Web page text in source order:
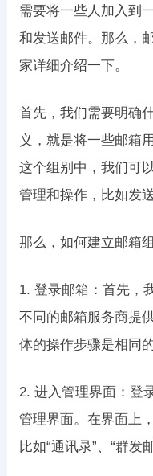
需要将一些人加入到
和发送邮件。那么，
家详细介绍一下。
首先，我们需要明确
义，就是将一些邮箱
这个组别中，我们可
管理和操作，比如发
那么，如何建立邮箱
1. 登录邮箱：首先，
不同的邮箱服务商提
体的操作步骤是相同的
2. 进入管理界面：登
管理界面。在界面上
比如“通讯录”、“群发